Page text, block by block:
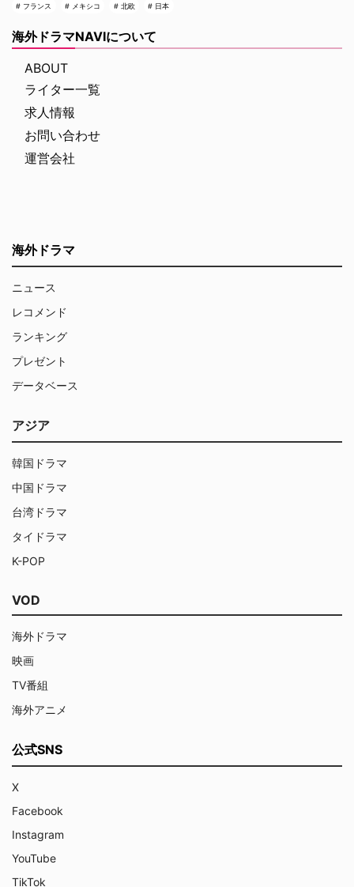
フランス メキシコ 北欧 日本
海外ドラマNAVIについて
ABOUT
ライター一覧
求人情報
お問い合わせ
運営会社
海外ドラマ
ニュース
レコメンド
ランキング
プレゼント
データベース
アジア
韓国ドラマ
中国ドラマ
台湾ドラマ
タイドラマ
K-POP
VOD
海外ドラマ
映画
TV番組
海外アニメ
公式SNS
X
Facebook
Instagram
YouTube
TikTok